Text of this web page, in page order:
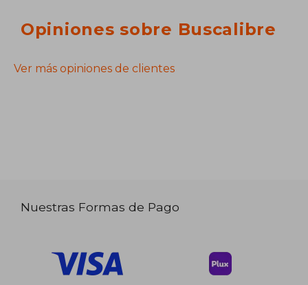
Opiniones sobre Buscalibre
Ver más opiniones de clientes
Nuestras Formas de Pago